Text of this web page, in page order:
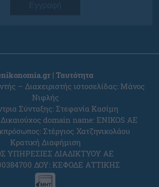
Εγγραφή
| Ταυτότητα
– Διαχειριστής ιστοσελίδας: Μάνος
Νιφλής
Σύνταξης: Στεφανία Κασίμη
Δικαιούχος domain name: ENIKOS AE
Στέργιος Χατζηνικολάου
Κρατική Διαφήμιση
ΥΠΗΡΕΣΙΕΣ ΔΙΑΔΙΚΤΥΟΥ ΑΕ
ΔΟΥ: ΚΕΦΟΔΕ ΑΤΤΙΚΗΣ